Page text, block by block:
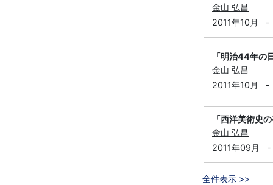
金山 弘昌
2011年10月
-
「明治44年の
金山 弘昌
2011年10月
-
「西洋美術史
金山 弘昌
2011年09月
-
全件表示 >>